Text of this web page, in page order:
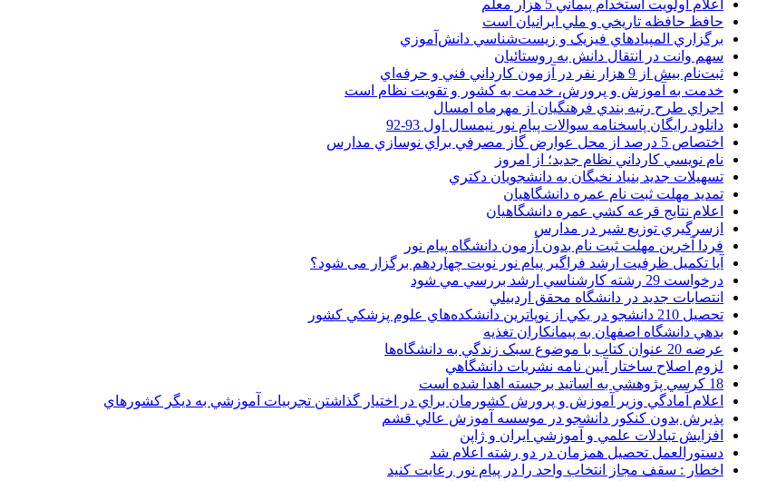
اعلام اولويت استخدام پيماني 5 هزار معلم
حافظ حافظه تاريخي و ملي ايرانيان است
برگزاري المپيادهاي فيزيک و زيست‌شناسي دانش‌آموزي
سهم وانت در انتقال دانش به روستائيان
ثبت‌نام بيش از 9 هزار نفر در آزمون کارداني فني و حرفه‌اي
خدمت به آموزش و پرورش، خدمت به کشور و تقويت نظام است
اجراي طرح رتبه بندي فرهنگيان از مهرماه امسال
دانلود رایگان پاسخنامه سوالات پیام نور نیمسال اول 93-92
اختصاص 5 درصد از محل عوارض گاز مصرفي براي نوسازي مدارس
نام نويسي کارداني نظام جديد؛ از امروز
تسهيلات جديد بنياد نخبگان به دانشجويان دکتري
تمديد مهلت ثبت نام عمره دانشگاهيان
اعلام نتايج قرعه کشي عمره دانشگاهيان
ازسرگيري توزيع شير در مدارس
فردا آخرین مهلت ثبت نام بدون آزمون دانشگاه پیام نور
آیا تکمیل ظرفیت ارشد فراگیر پیام نور نوبت چهاردهم برگزار می شود؟
درخواست 29 رشته کارشناسي ارشد بررسي مي شود
انتصابات جديد در دانشگاه محقق اردبيلي
تحصيل 210 دانشجو در يکي از نوپاترين دانشکده‌هاي علوم پزشکي کشور
بدهي دانشگاه اصفهان به پيمانکاران تغذيه
عرضه 20 عنوان کتاب با موضوع سبک زندگي به دانشگاه‌ها
لزوم اصلاح ساختار آيين نامه نشريات دانشگاهي
18 کرسي پژوهشي به اساتيد برجسته اهدا شده است
اعلام آمادگي وزير آموزش و پرورش کشورمان براي در اختيار گذاشتن تجربيات آموزشي به ديگر کشورهاي
پذيرش بدون کنکور دانشجو در موسسه آموزش عالي قشم
افزايش تبادلات علمي و آموزشي ايران و ژاپن
دستورالعمل تحصیل همزمان در دو رشته اعلام شد
اخطار : سقف مجاز انتخاب واحد را در پیام نور رعایت کنید